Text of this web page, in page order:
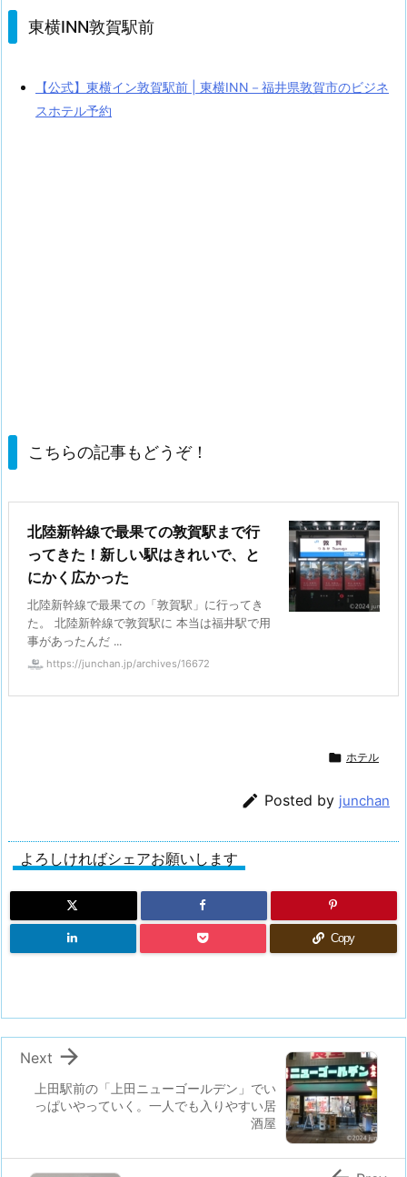
東横INN敦賀駅前
【公式】東横イン敦賀駅前 | 東横INN－福井県敦賀市のビジネ
スホテル予約
こちらの記事もどうぞ！
北陸新幹線で最果ての敦賀駅まで行
ってきた！新しい駅はきれいで、と
にかく広かった
北陸新幹線で最果ての「敦賀駅」に行ってき
た。 北陸新幹線で敦賀駅に 本当は福井駅で用
事があったんだ ...
https://junchan.jp/archives/16672
 ホテル
 Posted by junchan
よろしければシェアお願いします
Copy
上田駅前の「上田ニューゴールデン」でい
っぱいやっていく。一人でも入りやすい居
酒屋

Next